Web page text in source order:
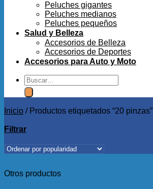
Peluches gigantes
Peluches medianos
Peluches pequeños
Salud y Belleza
Accesorios de Belleza
Accesorios de Deportes
Accesorios para Auto y Moto
Buscar
por:
Inicio /Productos etiquetados “20 pinzas”
Filtrar
Otros productos